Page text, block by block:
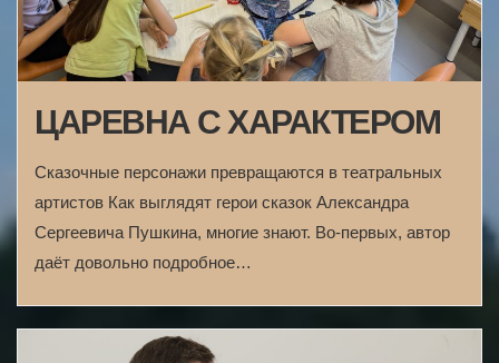
ЦАРЕВНА С ХАРАКТЕРОМ
Сказочные персонажи превращаются в театральных
артистов Как выглядят герои сказок Александра
Сергеевича Пушкина, многие знают. Во-первых, автор
даёт довольно подробное…